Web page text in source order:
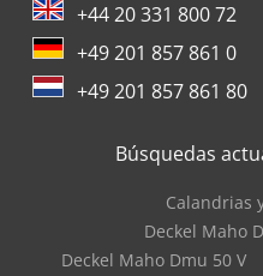
+44 20 331 800 72
+49 201 857 861 0
+49 201 857 861 80
Búsquedas
Calandrias
Deckel Maho
Deckel Maho Dmu 50 V